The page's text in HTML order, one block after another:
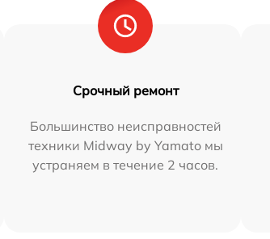
Срочный ремонт
Большинство неисправностей
техники Midway by Yamato мы
устраняем в течение 2 часов.